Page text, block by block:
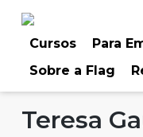
Cursos Para
Sobre a Flag
Home Formadores
Teresa